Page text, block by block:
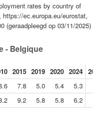
rates by country of
ec.europa.eu/eurostat,
(geraadpleegd op 03/11/2025)
- Belgique
2015 2019 2020 2024
7.8 5.0 5.4
5.3
9.2 5.8 5.8
6.2